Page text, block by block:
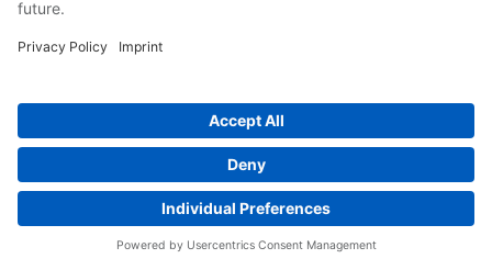
SGM7G
SGM7G-13D7FK1
VÄÄNTÖMOMENTTI
RATED MOTOR SPEED
1 500 1/min